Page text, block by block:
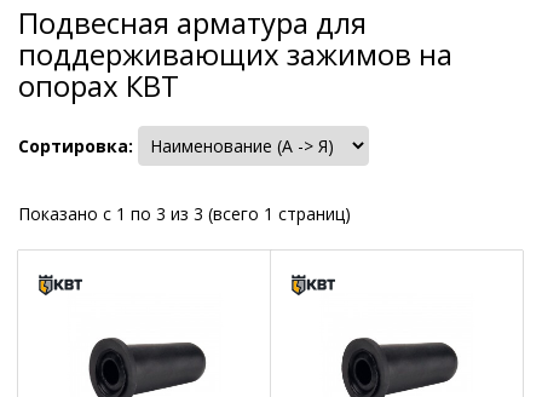
Подвесная арматура для
поддерживающих зажимов на
опорах КВТ
Сортировка:
Показано с 1 по 3 из 3 (всего 1 страниц)